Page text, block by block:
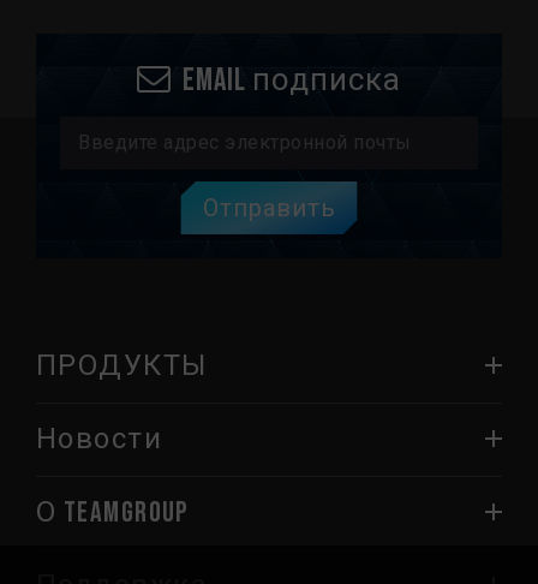
Email подписка
Отправить
ПРОДУКТЫ
Новости
О TEAMGROUP